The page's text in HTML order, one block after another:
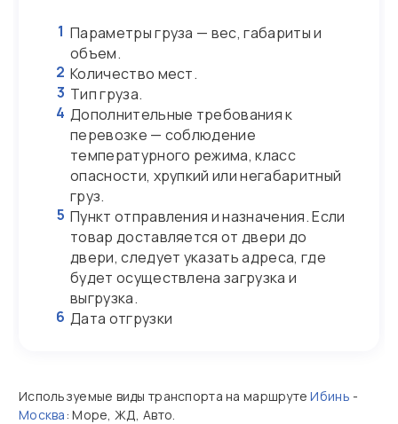
1 Параметры груза — вес, габариты и
объем.
2 Количество мест.
3 Тип груза.
4 Дополнительные требования к
перевозке — соблюдение
температурного режима, класс
опасности, хрупкий или негабаритный
груз.
5 Пункт отправления и назначения. Если
товар доставляется от двери до
двери, следует указать адреса, где
будет осуществлена загрузка и
выгрузка.
6 Дата отгрузки
Используемые виды транспорта на маршрутеИбинь -
Москва: Море, ЖД, Авто.